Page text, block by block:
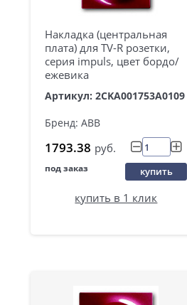
Накладка (центральная
плата) для TV-R розетки,
серия impuls, цвет бордо/
ежевика
Артикул: 2CKA001753A0109
Бренд: ABB
1793.38 руб.
под заказ купить
купить в 1 клик